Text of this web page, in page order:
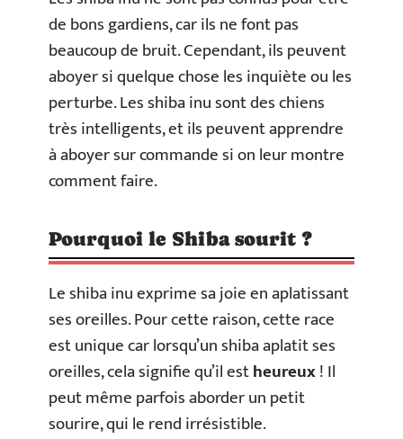
de bons gardiens, car ils ne font pas
beaucoup de bruit. Cependant, ils peuvent
aboyer si quelque chose les inquiète ou les
perturbe. Les shiba inu sont des chiens
très intelligents, et ils peuvent apprendre
à aboyer sur commande si on leur montre
comment faire.
Pourquoi le Shiba sourit ?
Le shiba inu exprime sa joie en aplatissant
ses oreilles. Pour cette raison, cette race
est unique car lorsqu’un shiba aplatit ses
oreilles, cela signifie qu’il estheureux! Il
peut même parfois aborder un petit
sourire, qui le rend irrésistible.